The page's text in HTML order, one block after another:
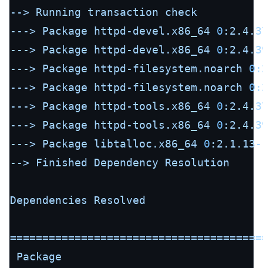
-->
Running transaction
check
--->
Package httpd-devel.x86_64 0
--->
Package httpd-devel.x86_64 0
--->
Package httpd-filesystem.noarch 0
--->
Package httpd-filesystem.noarch 0
--->
Package httpd-tools.x86_64 0
--->
Package httpd-tools.x86_64 0
--->
Package libtalloc.x86_64 0 :2.1.13-
-->
Finished Dependency Resolution
Dependencies Resolved
Package